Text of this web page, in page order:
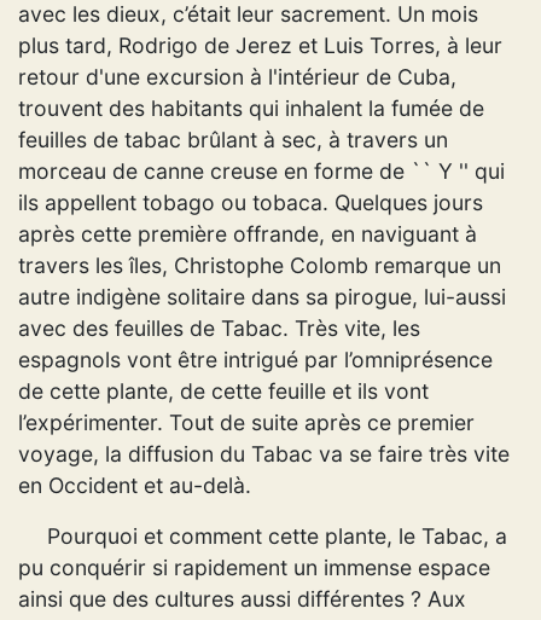
avec les dieux, c’était leur sacrement. Un mois
plus tard, Rodrigo de Jerez et Luis Torres, à leur
retour d'une excursion à l'intérieur de Cuba,
trouvent des habitants qui inhalent la fumée de
feuilles de tabac brûlant à sec, à travers un
morceau de canne creuse en forme de `` Y '' qui
ils appellent tobago ou tobaca. Quelques jours
après cette première offrande, en naviguant à
travers les îles, Christophe Colomb remarque un
autre indigène solitaire dans sa pirogue, lui-aussi
avec des feuilles de Tabac. Très vite, les
espagnols vont être intrigué par l’omniprésence
de cette plante, de cette feuille et ils vont
l’expérimenter. Tout de suite après ce premier
voyage, la diffusion du Tabac va se faire très vite
en Occident et au-delà.
Pourquoi et comment cette plante, le Tabac, a
pu conquérir si rapidement un immense espace
ainsi que des cultures aussi différentes ? Aux